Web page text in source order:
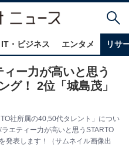
IT・ビジネス エンタメ リサ
ィー力が高いと思う
グ！ 2位「城島茂」
社所属の40,50代タレント」につい
エティー力が高いと思うSTARTO
発表します！（サムネイル画像出